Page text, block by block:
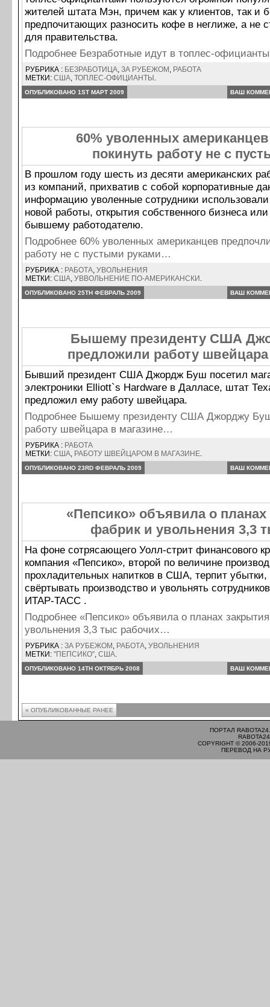
жителей штата Мэн, причем как у клиентов, так и
предпочитающих разносить кофе в неглиже, а не
для правительства.
Подробнее Безработные идут в топлес-
РУБРИКА : БЕЗРАБОТИЦА, ЗА РУБЕЖОМ , РАБОТА
МЕТКИ: США, ТОПЛЕС-ОФИЦИАНТЫ .
ОПУБЛИКОВАНО 1ST МАРТ 2009 ВАШ
60% уволенных
покинуть работу не с
В прошлом году шесть из десяти американских
из компаний, прихватив с собой корпоративные
информацию уволенные сотрудники
новой работы, открытия собственного бизнеса
бывшему работодателю.
Подробнее 60% уволенных американцев
работу не с пустыми руками…
РУБРИКА : РАБОТА, УВОЛЬНЕНИЯ
МЕТКИ: США, УВВОЛЬНЕНИЕ ПО-АМЕРИКАНСКИ .
ОПУБЛИКОВАНО 25TH ФЕВРАЛЬ 2009 ВАШ
Бышему президенту США
предложили работу швейцара
Бывший президент США Джордж Буш посетил
электроники Elliott`s Hardware в Далласе, штат
предложил ему работу швейцара.
Подробнее Бышему президенту США Джорджу
работу швейцара в магазине…
РУБРИКА : РАБОТА
МЕТКИ: США, РАБОТУ ШВЕЙЦАРОМ В МАГАЗИНЕ.
ОПУБЛИКОВАНО 23RD ФЕВРАЛЬ 2009 ВАШ
«Пепсико» объявила о планах
фабрик и увольнения 3,3
На фоне сотрясающего Уолл-стрит финансового
компания «Пепсико», второй по величине
прохладительных напитков в США, терпит
свёртывать производство и увольнять
ИТАР-ТАСС .
Подробнее «Пепсико» объявила о планах
увольнения 3,3 тыс рабочих…
РУБРИКА : ЗА РУБЕЖОМ , РАБОТА, УВОЛЬНЕНИЯ
МЕТКИ: "ПЕПСИКО", США.
ОПУБЛИКОВАНО 14TH ОКТЯБРЬ 2008 ВАШ
« ОПУБЛИКОВАННЫЕ РАНЕЕ
ПОРТАЛ
COPYRIGHT © 2006-
ПЕРЕВОД НА